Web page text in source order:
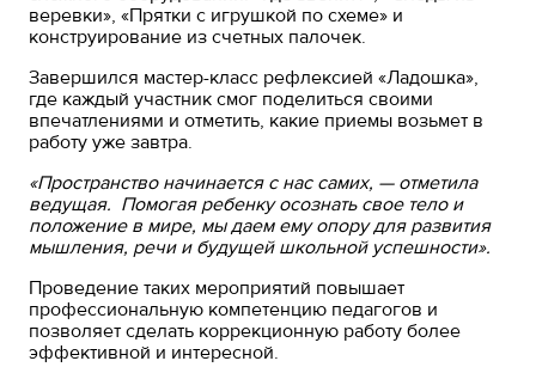
веревки», «Прятки с игрушкой по схеме» и
конструирование из счетных палочек.
Завершился мастер-класс рефлексией «Ладошка»,
где каждый участник смог поделиться своими
впечатлениями и отметить, какие приемы возьмет в
работу уже завтра.
«Пространство начинается с нас самих, — отметила
ведущая. Помогая ребенку осознать свое тело и
положение в мире, мы даем ему опору для развития
мышления, речи и будущей школьной успешности».
Проведение таких мероприятий повышает
профессиональную компетенцию педагогов и
позволяет сделать коррекционную работу более
эффективной и интересной.